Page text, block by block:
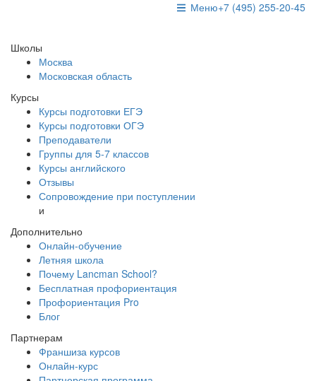
+7 (495) 255-20-45
Меню
Школы
Москва
Московская область
Курсы
Курсы подготовки ЕГЭ
Курсы подготовки ОГЭ
Преподаватели
Группы для 5-7 классов
Курсы английского
Отзывы
Сопровождение при поступлении
и
Дополнительно
Онлайн-обучение
Летняя школа
Почему Lancman School?
Бесплатная профориентация
Профориентация Pro
Блог
Партнерам
Франшиза курсов
Онлайн-курс